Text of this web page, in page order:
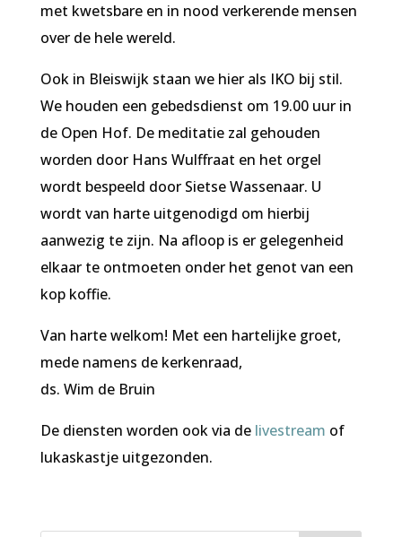
met kwetsbare en in nood verkerende mensen
over de hele wereld.
Ook in Bleiswijk staan we hier als IKO bij stil.
We houden een gebedsdienst om 19.00 uur in
de Open Hof. De meditatie zal gehouden
worden door Hans Wulffraat en het orgel
wordt bespeeld door Sietse Wassenaar. U
wordt van harte uitgenodigd om hierbij
aanwezig te zijn. Na afloop is er gelegenheid
elkaar te ontmoeten onder het genot van een
kop koffie.
Van harte welkom! Met een hartelijke groet,
mede namens de kerkenraad,
ds. Wim de Bruin
De diensten worden ook via de livestream of
lukaskastje uitgezonden.